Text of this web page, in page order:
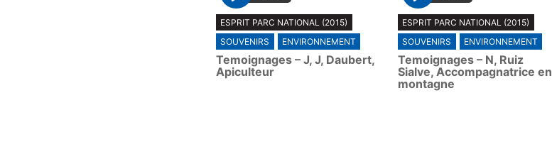
P
l
a
y
ESPRIT PARC NATIONAL (2015)
SOUVENIRS
ENVIRONNEMENT
Temoignages – J, J, Daubert,
Apiculteur
P
l
a
y
ESPRIT PARC NATIONAL (2015)
SOUVENIRS
ENVIRONNEMENT
Temoignages – N, Ruiz
Sialve, Accompagnatrice en
montagne